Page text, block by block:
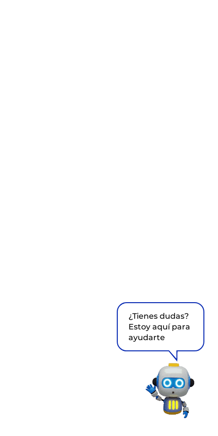
¿Tienes dudas?
Estoy aquí para
ayudarte